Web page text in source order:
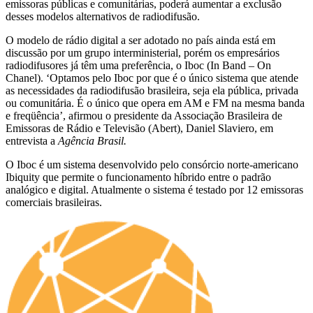
emissoras públicas e comunitárias, poderá aumentar a exclusão
desses modelos alternativos de radiodifusão.
O modelo de rádio digital a ser adotado no país ainda está em
discussão por um grupo interministerial, porém os empresários
radiodifusores já têm uma preferência, o Iboc (In Band – On
Chanel). ‘Optamos pelo Iboc por que é o único sistema que atende
as necessidades da radiodifusão brasileira, seja ela pública, privada
ou comunitária. É o único que opera em AM e FM na mesma banda
e freqüência’, afirmou o presidente da Associação Brasileira de
Emissoras de Rádio e Televisão (Abert), Daniel Slaviero, em
entrevista a Agência Brasil.
O Iboc é um sistema desenvolvido pelo consórcio norte-americano
Ibiquity que permite o funcionamento híbrido entre o padrão
analógico e digital. Atualmente o sistema é testado por 12 emissoras
comerciais brasileiras.